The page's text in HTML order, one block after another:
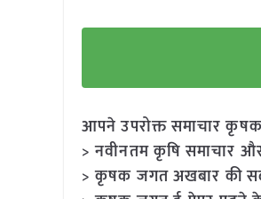
आपने उपरोक्त समाचार
> नवीनतम कृषि समाचार
> कृषक जगत अखबार की